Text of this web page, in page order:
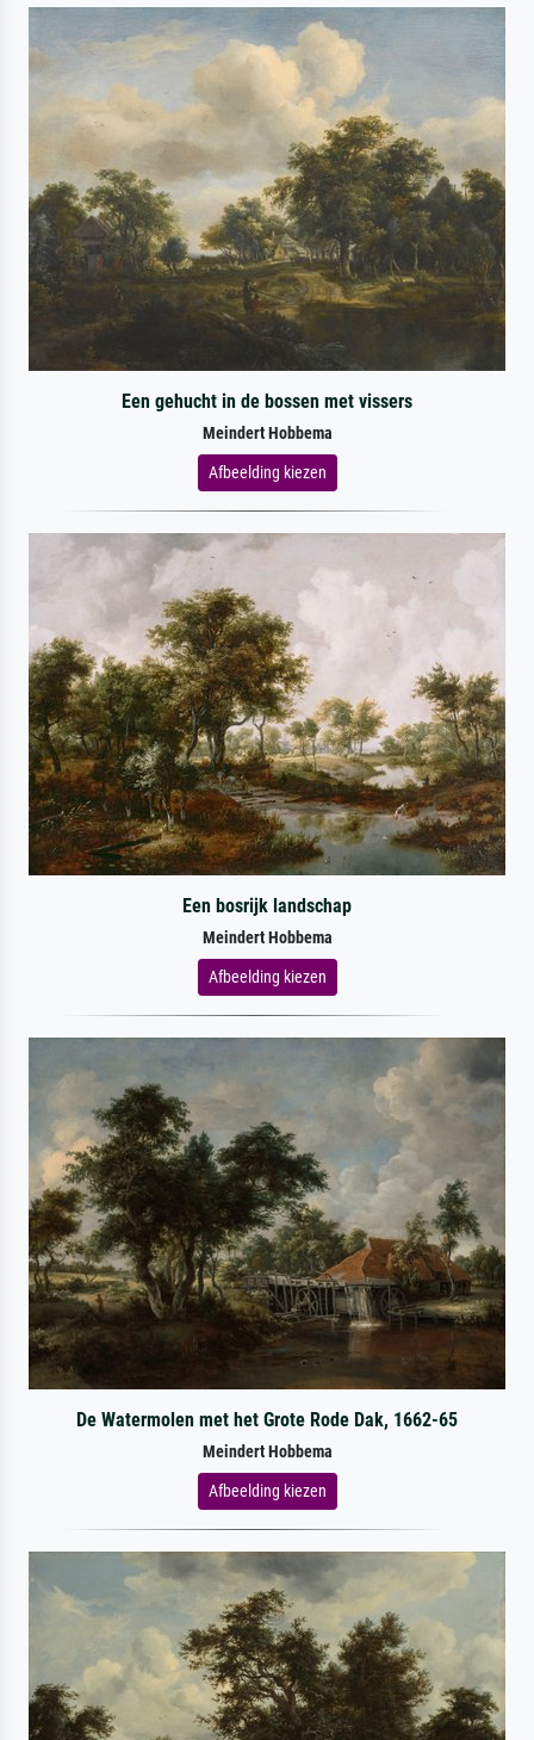
Een gehucht in de bossen met vissers
Meindert Hobbema
Afbeelding kiezen
Een bosrijk landschap
Meindert Hobbema
Afbeelding kiezen
De Watermolen met het Grote Rode Dak, 1662-65
Meindert Hobbema
Afbeelding kiezen